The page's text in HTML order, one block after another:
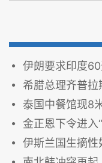
伊朗要求印度
希腊总理齐普
泰国中餐馆现8
金正恩下令进入
伊斯兰国生摘性